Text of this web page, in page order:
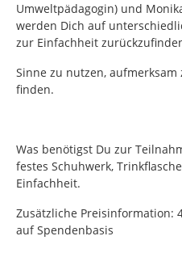
Umweltpädagogin) und
werden Dich auf
zur Einfachheit
Sinne zu nutzen,
finden.
Was benötigst Du zur
festes Schuhwerk,
Einfachheit.
Zusätzliche Preisinformation:
auf Spendenbasis